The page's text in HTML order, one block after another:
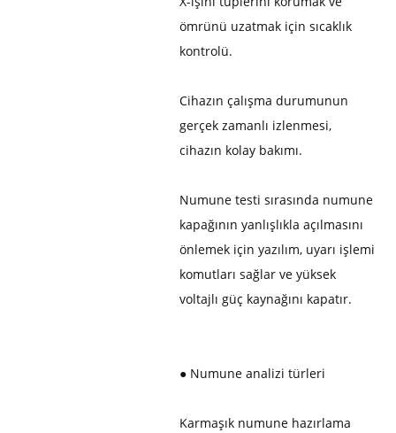
ömrünü uzatmak için sıcaklık
kontrolü.
Cihazın çalışma durumunun
gerçek zamanlı izlenmesi,
cihazın kolay bakımı.
Numune testi sırasında numune
kapağının yanlışlıkla açılmasını
önlemek için yazılım, uyarı işlemi
komutları sağlar ve yüksek
voltajlı güç kaynağını kapatır.
● Numune analizi türleri
Karmaşık numune hazırlama